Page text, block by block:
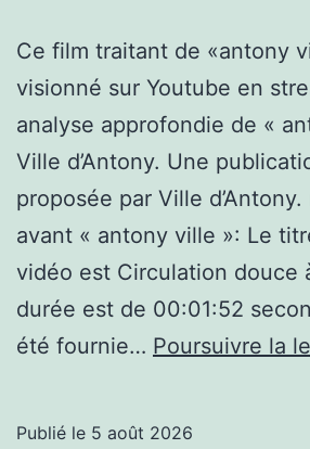
French
Touch
?
Ce film traitant de «antony
visionné sur Youtube en
analyse approfondie de «
Ville d’Antony. Une
proposée par Ville
avant « antony ville »: Le
vidéo est Circulation douce
durée est de 00:01:52
été fournie… Poursuivre la
Publié le 5 août 2026